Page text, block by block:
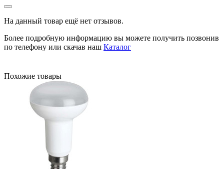
На данный товар ещё нет отзывов.
Более подробную информацию вы можете получить позвонив
по телефону или скачав наш Каталог
Похожие товары